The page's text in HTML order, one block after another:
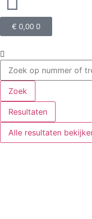
€ 0,00 0
Zoek
Resultaten
Alle resultaten